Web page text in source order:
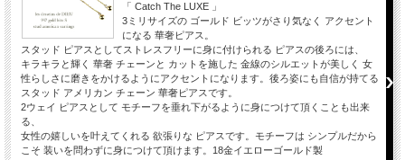
「 Catch The LUXE 」
3ミリサイズの ゴールド ビッツがさり気なく アクセント
になる 華奢ピアス。
スタッド ピアスとしてストレスフリーに身に付けられる ピアスの後ろには、
キラキラと輝く 華奢 チェーンと カットを施した 金線のシルエットが美しく 女
性らしさに磨きをかけるようにアクセントになります。後ろ姿にも自信が持てる
スタッド アメリカン チェーン 華奢ピアスです。
2ウェイ ピアスとして モチーフを垂れ下がるように身につけて頂くことも出来
る、
女性の嬉しいを叶えてくれる 欲張りな ピアスです。モチーフは シンプルだから
こそ 装いを問わずに身につけて頂けます。18金イエローゴールド製